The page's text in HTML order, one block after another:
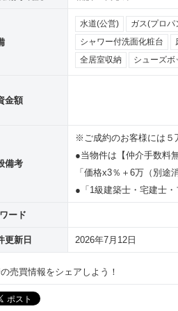
水道(公営) ガス(プロパ
シャワー付洗面化粧台
全居室収納 シューズボ
金額
備考
※ご成約のお客様には５
●当物件は【仲介手数料
「価格x3％＋6万（別
●「1級建築士・宅建士
ード
更新日 2026年7月12日
売買情報をシェアしよう！